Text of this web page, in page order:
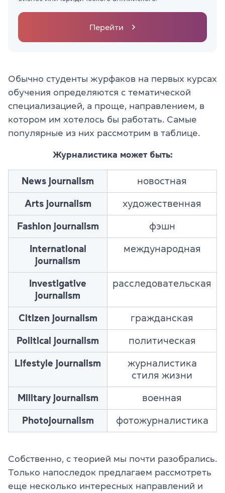
Перейти
Обычно студенты журфаков на первых курсах
обучения определяются с тематической
специализацией, а проще, направлением, в
котором им хотелось бы работать. Самые
популярные из них рассмотрим в таблице.
Журналистика может быть:
News journalism новостная
Arts journalism художественная
Fashion journalism фэшн
International
journalism
международная
Investigative
journalism
расследовательская
Citizen journalism гражданская
Political journalism политическая
Lifestyle journalism
журналистика
стиля жизни
Military journalism военная
Photojournalism фотожурналистика
Собственно, с теорией мы почти разобрались.
Только напоследок предлагаем рассмотреть
еще несколько интересных направлений и